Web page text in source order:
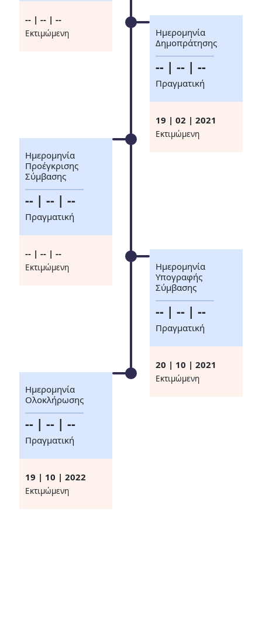
-- | -- | --
Eκτιμώμενη
Ημερομηνία
Δημοπράτησης
-- | -- | --
Πραγματική
19 | 02 | 2021
Eκτιμώμενη
Ημερομηνία
Προέγκρισης
Σύμβασης
-- | -- | --
Πραγματική
-- | -- | --
Eκτιμώμενη
Ημερομηνία
Υπογραφής
Σύμβασης
-- | -- | --
Πραγματική
20 | 10 | 2021
Eκτιμώμενη
Ημερομηνία
Ολοκλήρωσης
-- | -- | --
Πραγματική
19 | 10 | 2022
Eκτιμώμενη